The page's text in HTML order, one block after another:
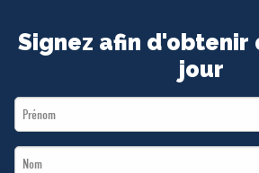
Signez afin d'obtenir
jour
First
Name
Last